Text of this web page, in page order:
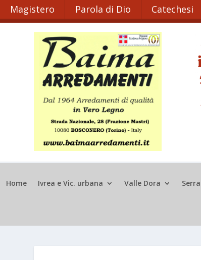
Magistero Parola di Dio Catechesi
Home Ivrea e Vic. urbana Valle Dora Serra